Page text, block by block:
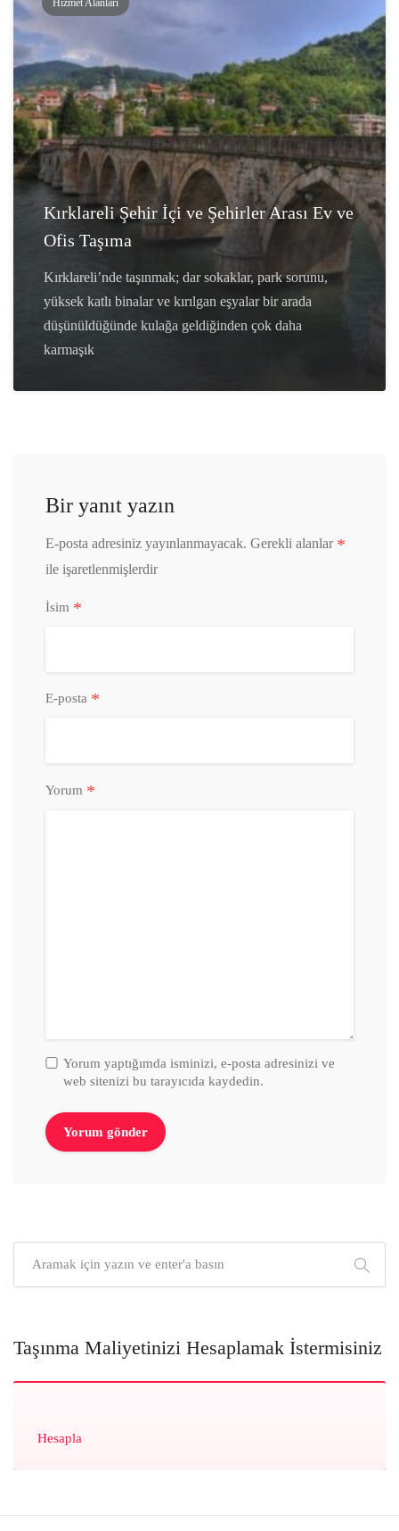
Hizmet Alanları
Kırklareli Şehir İçi ve Şehirler Arası Ev ve
Ofis Taşıma
Kırklareli’nde taşınmak; dar sokaklar, park sorunu,
yüksek katlı binalar ve kırılgan eşyalar bir arada
düşünüldüğünde kulağa geldiğinden çok daha
karmaşık
Bir yanıt yazın
E-posta adresiniz yayınlanmayacak. Gerekli alanlar *
ile işaretlenmişlerdir
İsim *
E-posta *
Yorum *
Yorum yaptığımda isminizi, e-posta adresinizi ve
web sitenizi bu tarayıcıda kaydedin.
Taşınma Maliyetinizi Hesaplamak İstermisiniz
Hesapla